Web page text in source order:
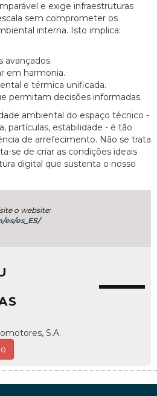
e exige infraestruturas
sem comprometer os
interna. Isto implica:
avançados.
em harmonia.
e térmica unificada.
permitam decisões informadas.
ambiental do espaço técnico -
partículas, estabilidade - é tão
de arrefecimento. Não se trata
se de criar as condições ideais
digital que sustenta o nosso
o website:
es_ES/
S.A.